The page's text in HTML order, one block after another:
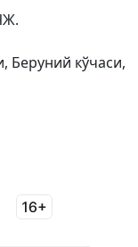
Беруний кўчаси,